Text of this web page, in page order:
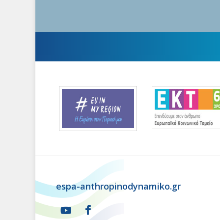
espa-anthropinodynamiko.gr